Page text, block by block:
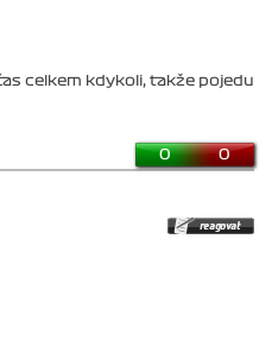
celkem kdykoli, takže pojedu
0 0